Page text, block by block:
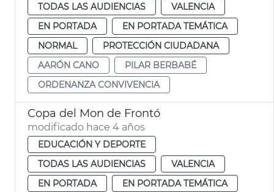
TODAS LAS AUDIENCIAS
VALENCIA
EN PORTADA
EN PORTADA TEMÁTICA
NORMAL
PROTECCIÓN CIUDADANA
AARÓN CANO
PILAR BERBABÉ
ORDENANZA CONVIVENCIA
Copa del Mon de Frontó
modificado hace 4 años
EDUCACIÓN Y DEPORTE
TODAS LAS AUDIENCIAS
VALENCIA
EN PORTADA
EN PORTADA TEMÁTICA